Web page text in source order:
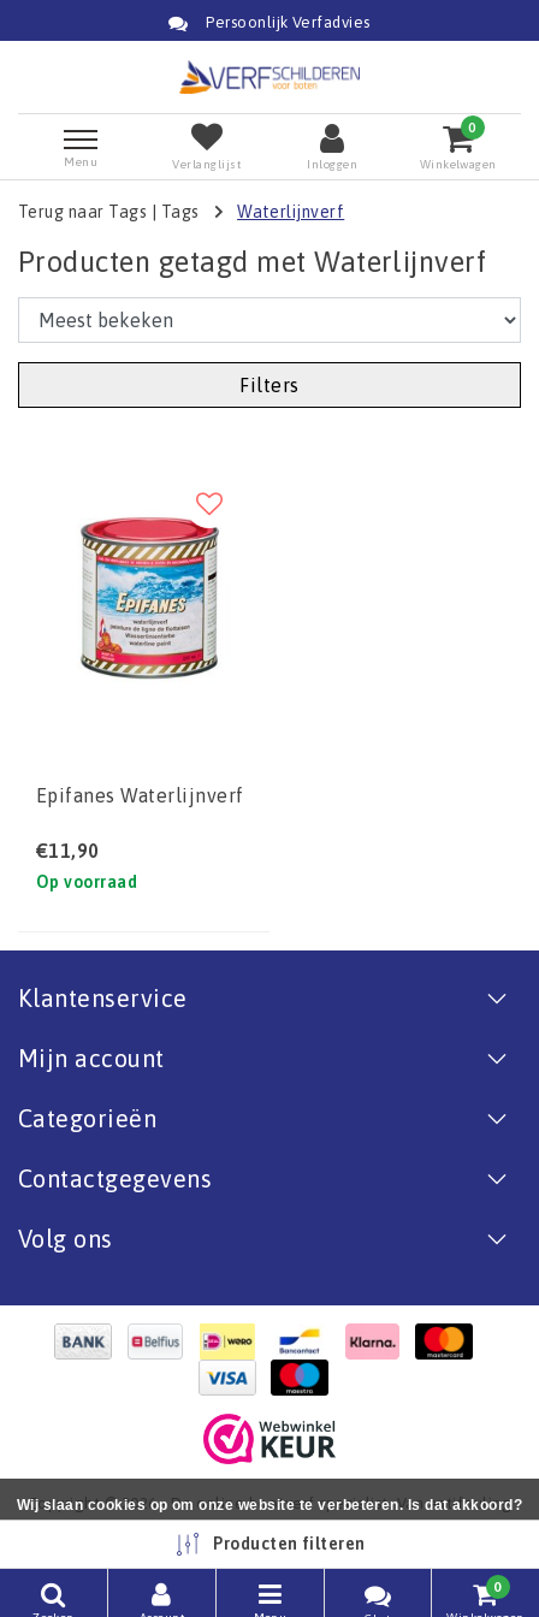
Persoonlijk Verfadvies
Menu Verlanglijst Inloggen
0
Winkelwagen
Terug naar Tags Tags Waterlijnverf
Producten getagd met Waterlijnverf
Filters
Epifanes Waterlijnverf
€11,90
Op voorraad
Klantenservice
Mijn account
Categorieën
Contactgegevens
Volg ons
Copyright © 2026 - De online bootverf specialist. Van antifouling
tot aflak. - All rights reserved - RealizationInStijl Media
Producten filteren
0
Wij slaan cookies op om onze website te verbeteren. Is dat akkoord?
Nee Meer over cookies »